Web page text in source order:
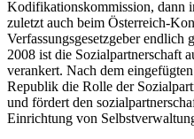
Kodifikationskommission, dann
zuletzt auch beim Österreich-
Verfassungsgesetzgeber
2008 ist die Sozialpartnerschaft
verankert. Nach dem eingefügten
Republik die Rolle der
und fördert den
Einrichtung von